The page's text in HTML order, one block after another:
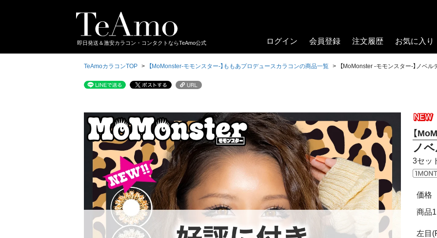
即日発送＆激安カラコン・コンタクトならTeAmo公式
TeAmoカラコンTOP 【MoMonster-モモンスター-】ももあプロデュースカラコンの商品一覧 【MoMonster -モモンスター-】ノベ
【
ノ
3セッ
価格
商品1
左目
ログイン 会員登録 注文履歴 お気に入り